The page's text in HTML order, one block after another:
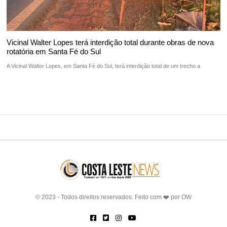
Vicinal Walter Lopes terá interdição total durante obras de nova
rotatória em Santa Fé do Sul
A Vicinal Walter Lopes, em Santa Fé do Sul, terá interdição total de um trecho a
© 2023 - Todos direitos reservados. Feito com ❤️ por OW